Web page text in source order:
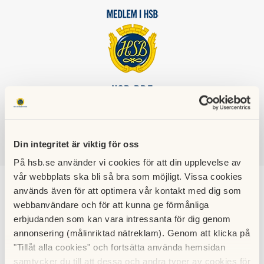
Din integritet är viktig för oss
På hsb.se använder vi cookies för att din upplevelse av
vår webbplats ska bli så bra som möjligt. Vissa cookies
används även för att optimera vår kontakt med dig som
webbanvändare och för att kunna ge förmånliga
erbjudanden som kan vara intressanta för dig genom
annonsering (målinriktad nätreklam). Genom att klicka på
"Tillåt alla cookies" och fortsätta använda hemsidan
samtycker du till att dessa och andra typer av cookies för
MJÖLKUDDEN I LULEÅ
Dagens Ros i NSD
13/12-12